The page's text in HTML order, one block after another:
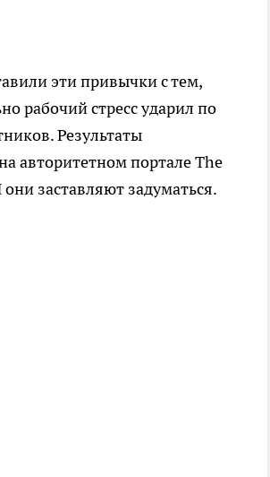
эти привычки с тем,
рабочий стресс ударил по
Результаты
авторитетном портале The
заставляют задуматься.